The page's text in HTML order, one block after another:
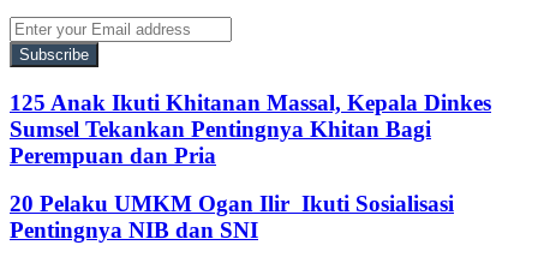
Enter
your
Email
address
125 Anak Ikuti Khitanan Massal, Kepala Dinkes
Sumsel Tekankan Pentingnya Khitan Bagi
Perempuan dan Pria
20 Pelaku UMKM Ogan Ilir Ikuti Sosialisasi
Pentingnya NIB dan SNI